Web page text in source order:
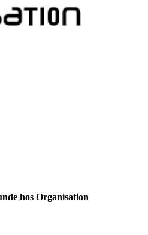
hos Organisation